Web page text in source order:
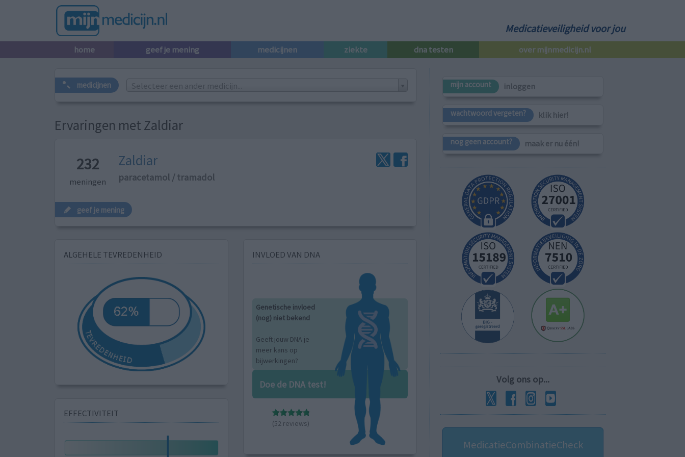
Medicatieveiligheid voor jou
home geef je mening medicijnen ziekte dna testen over mijnmedicijn.nl
medicijnen Selecteer een ander medicijn...
Ervaringen met Zaldiar
232
meningen
Zaldiar
paracetamol / tramadol
geef je mening
ALGEHELE TEVREDENHEID
EFFECTIVITEIT
INVLOED VAN DNA
Genetische invloed
(nog) niet bekend
Geeft jouw DNA je
meer kans op
bijwerkingen?
Doe de DNA test!
(52 reviews)
mijn account inloggen
wachtwoord vergeten? klik hier!
nog geen account? maak er nu één!
Volg ons op...
MedicatieCombinatieCheck